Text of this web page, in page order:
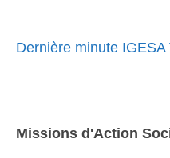
Dernière minute IGESA
Missions d'Action